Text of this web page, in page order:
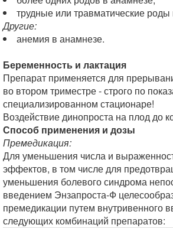
трудные или травматические
Другие:
анемия в анамнезе.
Беременность и лактация
Препарат применяется для
во втором триместре - строго по
специализированном стационаре!
Воздействие динопроста на плод до
Способ применения и дозы
Премедикация:
Для уменьшения числа и
эффектов, в том числе для
уменьшения болевого синдрома
введением Энзапроста-Ф
премедикации путем внутривенного
следующих комбинаций препаратов: